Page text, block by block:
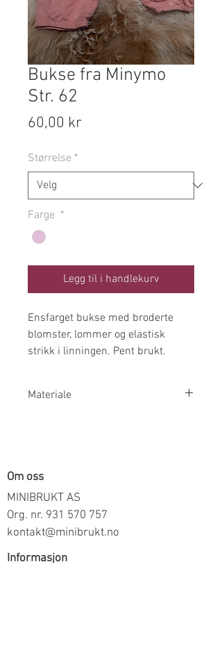
Bukse fra Minymo
Str. 62
60,00 kr
Størrelse *
Farge *
Legg til i handlekurv
Ensfarget bukse med broderte
blomster, lommer og elastisk
strikk i linningen. Pent brukt.
Materiale
Om oss
MINIBRUKT AS
Org. nr. 931 570 757
kontakt@minibrukt.no
Informasjon